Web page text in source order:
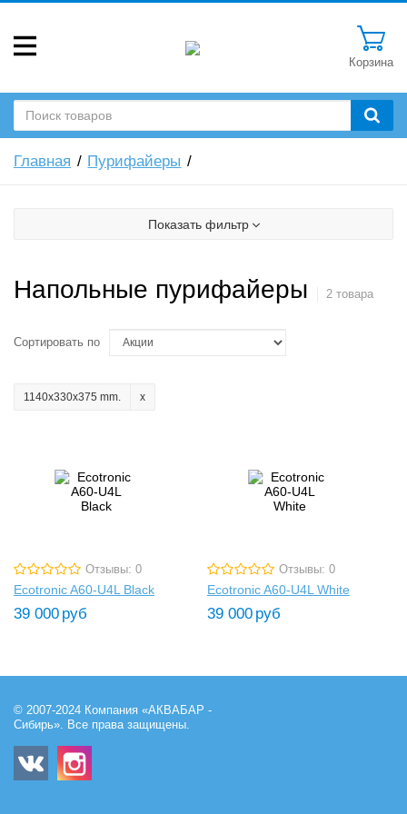
Корзина
Главная Пурифайеры
Показать фильтр
Напольные пурифайеры 2 товара
Сортировать по
1140x330x375 mm.
Отзывы: 0
Ecotronic A60-U4L Black
39 000 руб
Отзывы: 0
Ecotronic A60-U4L White
39 000 руб
© 2007-2024 Компания «АКВАБАР -
Сибирь». Все права защищены.